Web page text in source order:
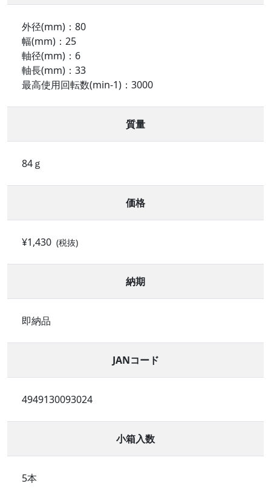
外径(mm)：80
幅(mm)：25
軸径(mm)：6
軸長(mm)：33
最高使用回転数(min-1)：3000
質量
84ｇ
価格
¥1,430 (税抜)
納期
即納品
JANコード
4949130093024
小箱入数
5本